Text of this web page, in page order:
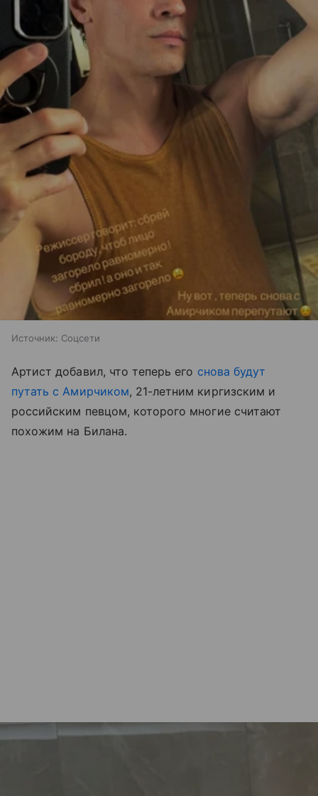
Источник: Соцсети
Артист добавил, что теперь его снова будут
путать с Амирчиком, 21-летним киргизским и
российским певцом, которого многие считают
похожим на Билана.